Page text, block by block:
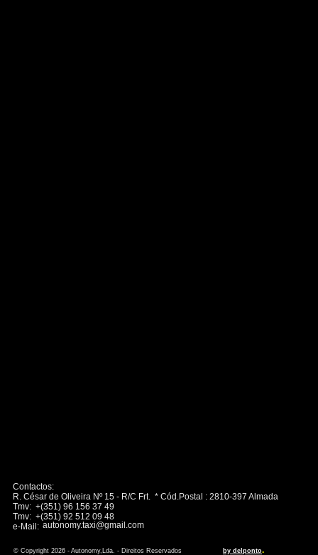
Contactos:
R. César de Oliveira Nº 15 - R/C Frt. * Cód.Postal : 2810-397 Almada
Tmv: +(351) 96 156 37 49
Tmv: +(351) 92 512 09 48
e-Mail:
© Copyright 2026 - Autonomy,Lda. - Direitos Reservados by delponto.
autonomy.taxi@gmail.com